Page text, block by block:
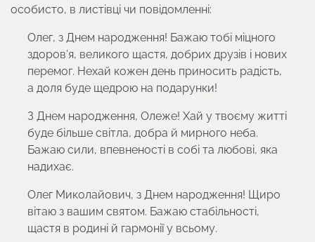
особисто, в листівці чи повідомленні:
Олег, з Днем народження! Бажаю тобі міцного
здоров’я, великого щастя, добрих друзів і нових
перемог. Нехай кожен день приносить радість,
а доля буде щедрою на подарунки!
З Днем народження, Олеже! Хай у твоєму житті
буде більше світла, добра й мирного неба.
Бажаю сили, впевненості в собі та любові, яка
надихає.
Олег Миколайович, з Днем народження! Щиро
вітаю з вашим святом. Бажаю стабільності,
щастя в родині й гармонії у всьому.